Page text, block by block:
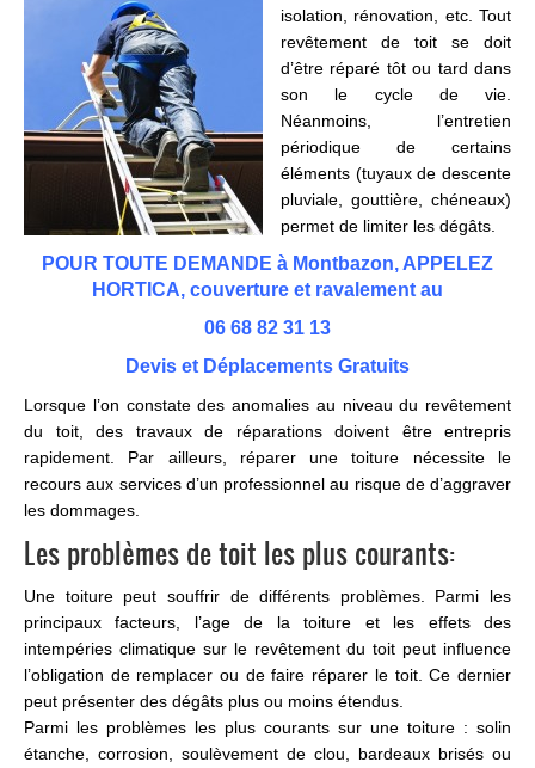
isolation, rénovation, etc. Tout
revêtement de toit se doit
d’être réparé tôt ou tard dans
son le cycle de vie.
Néanmoins, l’entretien
périodique de certains
éléments (tuyaux de descente
pluviale, gouttière, chéneaux)
permet de limiter les dégâts.
POUR TOUTE DEMANDE à Montbazon, APPELEZ
HORTICA, couverture et ravalement au
06 68 82 31 13
Devis et Déplacements Gratuits
Lorsque l’on constate des anomalies au niveau du revêtement
du toit, des travaux de réparations doivent être entrepris
rapidement. Par ailleurs, réparer une toiture nécessite le
recours aux services d’un professionnel au risque de d’aggraver
les dommages.
Les problèmes de toit les plus courants:
Une toiture peut souffrir de différents problèmes. Parmi les
principaux facteurs, l’age de la toiture et les effets des
intempéries climatique sur le revêtement du toit peut influence
l’obligation de remplacer ou de faire réparer le toit. Ce dernier
peut présenter des dégâts plus ou moins étendus.
Parmi les problèmes les plus courants sur une toiture : solin
étanche, corrosion, soulèvement de clou, bardeaux brisés ou